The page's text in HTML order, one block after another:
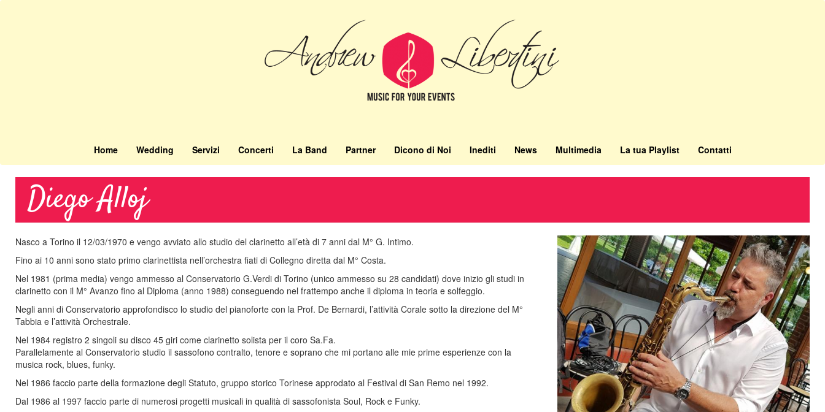
Home Wedding Servizi Concerti La Band Partner Dicono di Noi Inediti News Multimedia La tua Playlist Contatti
Diego Alloj
Nasco a Torino il 12/03/1970 e vengo avviato allo studio del clarinetto all’età di 7 anni dal M° G. Intimo.
Fino ai 10 anni sono stato primo clarinettista nell’orchestra fiati di Collegno diretta dal M° Costa.
Nel 1981 (prima media) vengo ammesso al Conservatorio G.Verdi di Torino (unico ammesso su 28 candidati) dove inizio gli studi in
clarinetto con il M° Avanzo fino al Diploma (anno 1988) conseguendo nel frattempo anche il diploma in teoria e solfeggio.
Negli anni di Conservatorio approfondisco lo studio del pianoforte con la Prof. De Bernardi, l’attività Corale sotto la direzione del M°
Tabbia e l’attività Orchestrale.
Nel 1984 registro 2 singoli su disco 45 giri come clarinetto solista per il coro Sa.Fa.
Parallelamente al Conservatorio studio il sassofono contralto, tenore e soprano che mi portano alle mie prime esperienze con la
musica rock, blues, funky.
Nel 1986 faccio parte della formazione degli Statuto, gruppo storico Torinese approdato al Festival di San Remo nel 1992.
Dal 1986 al 1997 faccio parte di numerosi progetti musicali in qualità di sassofonista Soul, Rock e Funky.